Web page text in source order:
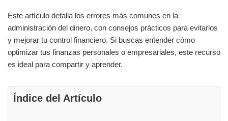
Este artículo detalla los errores más comunes en la
administración del dinero, con consejos prácticos para evitarlos
y mejorar tu control financiero. Si buscas entender cómo
optimizar tus finanzas personales o empresariales, este recurso
es ideal para compartir y aprender.
Índice del Artículo